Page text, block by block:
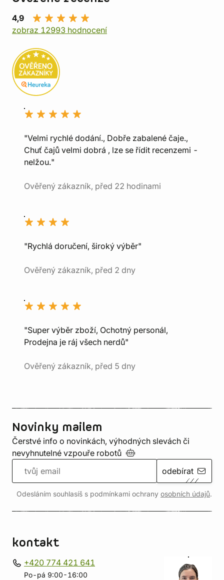
4,9
zobraz 12993 hodnocení
"Velmi rychlé dodání., Dobře zabalené čaje.,
Chuť čajů velmi dobrá , lze se řídit recenzemi -
nelžou."
Ověřený zákazník, před 22 hodinami
"Rychlá doručení, široký výběr"
Ověřený zákazník, před 2 dny
"Super výběr zboží, Ochotný personál,
Prodejna je ráj všech nerdů"
Ověřený zákazník, před 5 dny
Novinky mailem
Čerstvé info o novinkách, výhodných slevách či
nevyhnutelné vzpouře robotů
odebírat
Odesláním souhlasíš s podmínkami ochrany osobních údajů.
kontakt
+420 774 421 641
Po-pá 9:00-16:00